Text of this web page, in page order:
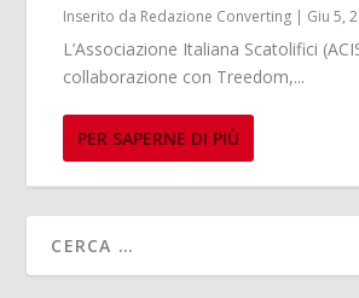
Inserito da Redazione Converting | Giu 5,
L’Associazione Italiana Scatolifici
collaborazione con Treedom,...
PER SAPERNE DI PIÙ